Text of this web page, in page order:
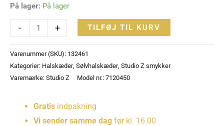
På lager: På lager
-
antal
+ TILFØJ TIL KURV
Varenummer (SKU): 132461
Kategorier: Halskæder, Sølvhalskæder, Studio Z smykker
Varemærke: Studio Z Model nr.: 7120450
Gratis indpakning
Vi sender samme dag før kl. 16.00